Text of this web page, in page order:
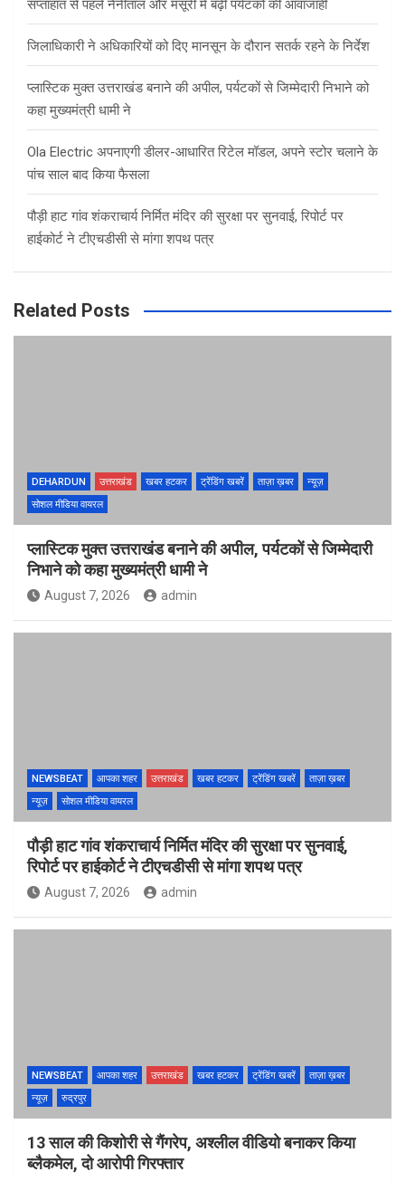
सप्ताहांत से पहले नैनीताल और मसूरी में बढ़ी पर्यटकों की आवाजाही
जिलाधिकारी ने अधिकारियों को दिए मानसून के दौरान सतर्क रहने के निर्देश
प्लास्टिक मुक्त उत्तराखंड बनाने की अपील, पर्यटकों से जिम्मेदारी निभाने को
कहा मुख्यमंत्री धामी ने
Ola Electric अपनाएगी डीलर-आधारित रिटेल मॉडल, अपने स्टोर चलाने के
पांच साल बाद किया फैसला
पौड़ी हाट गांव शंकराचार्य निर्मित मंदिर की सुरक्षा पर सुनवाई, रिपोर्ट पर
हाईकोर्ट ने टीएचडीसी से मांगा शपथ पत्र
Related Posts
DEHARDUN उत्तराखंड खबर हटकर ट्रेंडिंग खबरें ताज़ा ख़बर
न्यूज़
सोशल मीडिया वायरल
प्लास्टिक मुक्त उत्तराखंड बनाने की अपील, पर्यटकों से जिम्मेदारी
निभाने को कहा मुख्यमंत्री धामी ने
August 7, 2026 admin
NEWSBEAT आपका शहर उत्तराखंड खबर हटकर ट्रेंडिंग खबरें
ताज़ा ख़बर
न्यूज़
सोशल मीडिया वायरल
पौड़ी हाट गांव शंकराचार्य निर्मित मंदिर की सुरक्षा पर सुनवाई,
रिपोर्ट पर हाईकोर्ट ने टीएचडीसी से मांगा शपथ पत्र
August 7, 2026 admin
NEWSBEAT आपका शहर उत्तराखंड खबर हटकर ट्रेंडिंग खबरें
ताज़ा ख़बर
न्यूज़
रुद्रपुर
13 साल की किशोरी से गैंगरेप, अश्लील वीडियो बनाकर किया
ब्लैकमेल, दो आरोपी गिरफ्तार